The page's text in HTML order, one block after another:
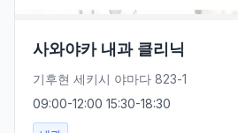
사와야카 내과 클리닉
기후현 세키시 야마다 823-1
09:00-12:00 15:30-18:30